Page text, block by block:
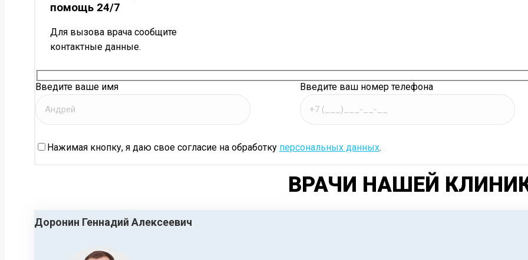
помощь 24/7
Для вызова врача сообщите
контактные данные.
Введите ваше имя Введите ваш номер телефона
Нажимая кнопку, я даю свое согласие на обработку персональных данных.
ВРАЧИ НАШЕЙ
Доронин Геннадий Алексеевич